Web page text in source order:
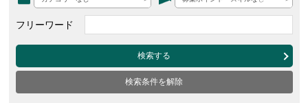
フリーワード
検索する
検索条件を解除